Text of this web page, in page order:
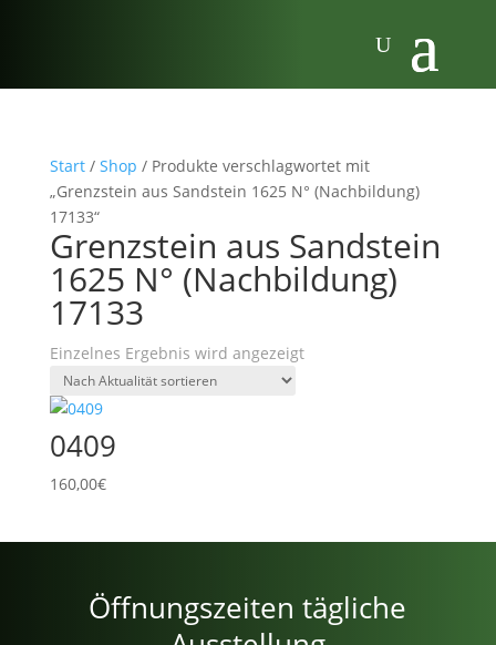
Start/ Shop / Produkte verschlagwortet mit
„Grenzstein aus Sandstein 1625 N° (Nachbildung)
17133“
Grenzstein aus Sandstein
1625 N° (Nachbildung)
17133
Einzelnes Ergebnis wird angezeigt
0409
160,00€
Öffnungszeiten tägliche